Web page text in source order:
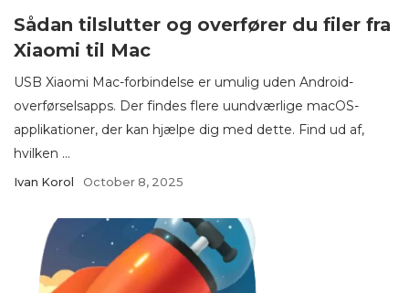
Sådan tilslutter og overfører du filer fra
Xiaomi til Mac
USB Xiaomi Mac-forbindelse er umulig uden Android-
overførselsapps. Der findes flere uundværlige macOS-
applikationer, der kan hjælpe dig med dette. Find ud af,
hvilken ...
Ivan Korol October 8, 2025